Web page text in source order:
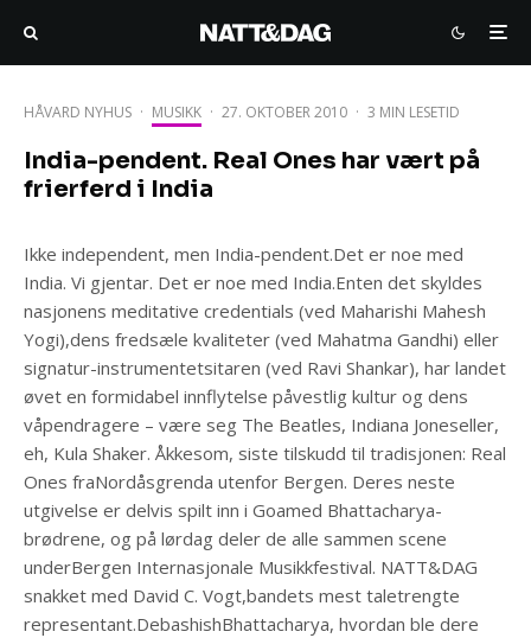
HÅVARD NYHUS · MUSIKK · 27. OKTOBER 2010 · 3 MIN LESETID
India-pendent. Real Ones har vært på
frierferd i India
Ikke independent, men India-pendent.Det er noe med
India. Vi gjentar. Det er noe med India.Enten det skyldes
nasjonens meditative credentials (ved Maharishi Mahesh
Yogi),dens fredsæle kvaliteter (ved Mahatma Gandhi) eller
signatur-instrumentetsitaren (ved Ravi Shankar), har landet
øvet en formidabel innflytelse påvestlig kultur og dens
våpendragere – være seg The Beatles, Indiana Joneseller,
eh, Kula Shaker. Åkkesom, siste tilskudd til tradisjonen: Real
Ones fraNordåsgrenda utenfor Bergen. Deres neste
utgivelse er delvis spilt inn i Goamed Bhattacharya-
brødrene, og på lørdag deler de alle sammen scene
underBergen Internasjonale Musikkfestival. NATT&DAG
snakket med David C. Vogt,bandets mest taletrengte
representant.DebashishBhattacharya, hvordan ble dere